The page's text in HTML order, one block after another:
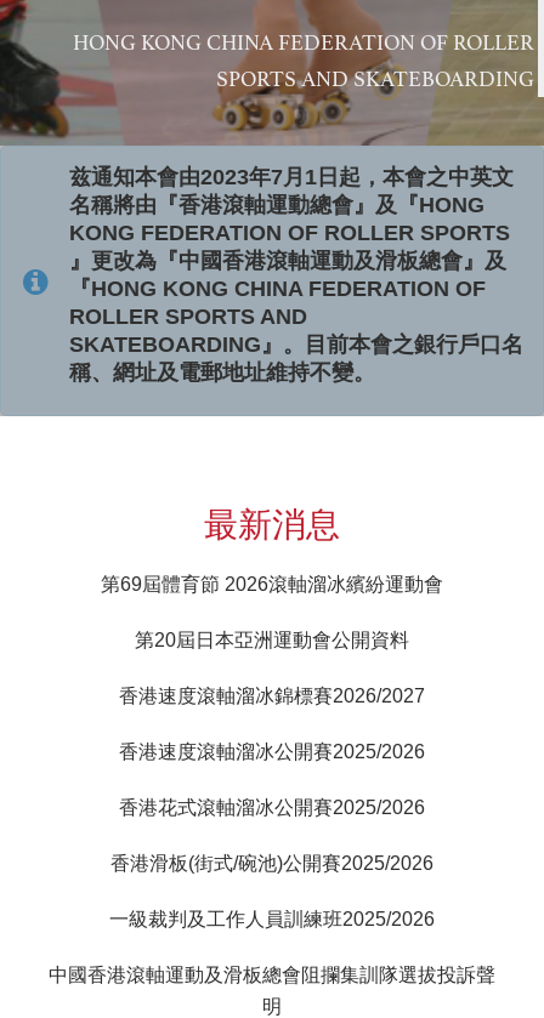
HONG KONG CHINA FEDERATION OF ROLLER
SPORTS AND SKATEBOARDING
兹通知本會由2023年7月1日起，本會之中英文
名稱將由『香港滾軸運動總會』及『HONG
KONG FEDERATION OF ROLLER SPORTS
』更改為『中國香港滾軸運動及滑板總會』及
『HONG KONG CHINA FEDERATION OF
ROLLER SPORTS AND
SKATEBOARDING』。目前本會之銀行戶口名
稱、網址及電郵地址維持不變。
最新消息
第69屆體育節 2026滾軸溜冰繽紛運動會
第20屆日本亞洲運動會公開資料
香港速度滾軸溜冰錦標賽2026/2027
香港速度滾軸溜冰公開賽2025/2026
香港花式滾軸溜冰公開賽2025/2026
香港滑板(街式/碗池)公開賽2025/2026
一級裁判及工作人員訓練班2025/2026
中國香港滾軸運動及滑板總會阻攔集訓隊選拔投訴聲
明